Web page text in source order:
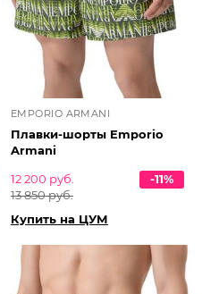
EMPORIO ARMANI
Плавки-шорты Emporio
Armani
12 200 руб.
13 850 руб.
-11%
Купить на ЦУМ